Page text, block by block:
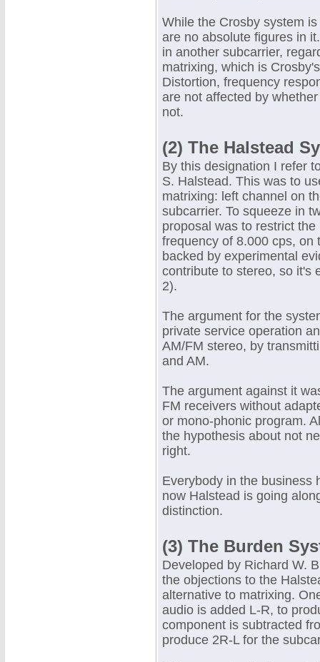
While the Crosby system
are no absolute figures in
in another subcarrier,
matrixing, which is
Distortion, frequency
are not affected by
not.
(2) The Halstead
By this designation I refer
S. Halstead. This was to
matrixing: left channel on
subcarrier. To squeeze in
proposal was to restrict
frequency of 8.000 cps, on
backed by experimental
contribute to stereo, so it's
2).
The argument for the
private service operation
AM/FM stereo, by
and AM.
The argument against it
FM receivers without
or mono-phonic program.
the hypothesis about not
right.
Everybody in the business
now Halstead is going
distinction.
(3) The Burden
Developed by Richard W.
the objections to the
alternative to matrixing.
audio is added L-R, to
component is subtracted
produce 2R-L for the